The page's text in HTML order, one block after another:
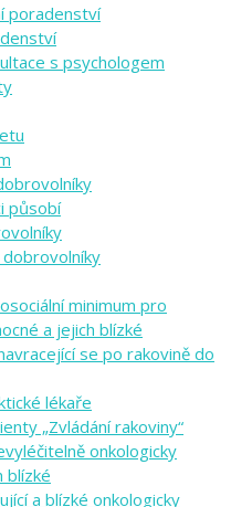
poradenství
s psychologem
působí
minimum pro
a jejich blízké
se po rakovině do
lékaře
„Zvládání rakoviny“
onkologicky
blízké
a blízké onkologicky